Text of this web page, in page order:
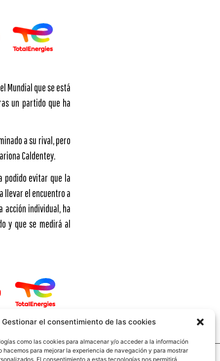
Gestionar el consentimiento de las cookies
como las cookies para almacenar y/o acceder a la información
hacemos para mejorar la experiencia de navegación y para mostrar
El consentimiento a estas tecnologías nos permitirá
Mundial que se está
un partido que ha
a su rival, pero
Caldentey.
podido evitar que la
llevar el encuentro a
acción individual, ha
y que se medirá al